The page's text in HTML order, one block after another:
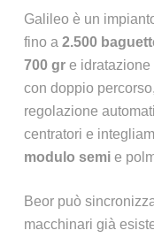
Galileo è un
fino a2.500
700 gr e idratazione
con doppio
regolazione
centratori e
modulo semi e
Beor può
macchinari già